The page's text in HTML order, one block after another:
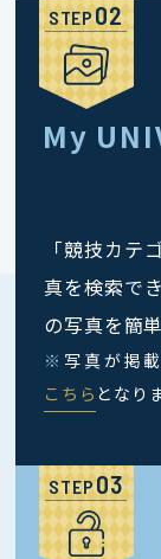
STEP
My
「競技カテ
真を検索で
の写真を簡
※ 写真が掲
こちら となり
STEP